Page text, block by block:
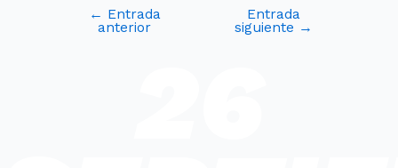
← Entrada
anterior
Entrada
siguiente →